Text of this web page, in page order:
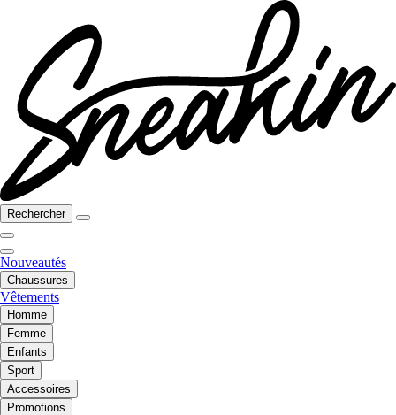
Rechercher
Nouveautés
Chaussures
Vêtements
Homme
Femme
Enfants
Sport
Accessoires
Promotions